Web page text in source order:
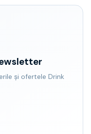
și ofertele Drink